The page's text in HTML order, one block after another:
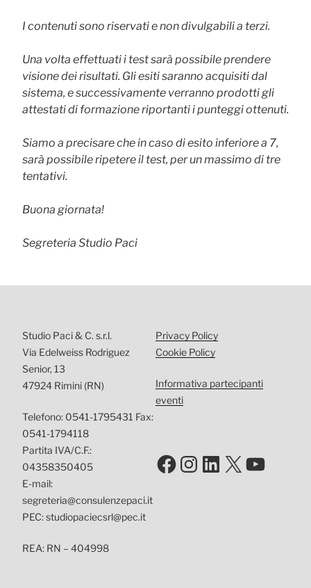
I contenuti sono riservati e non divulgabili a terzi.
Una volta effettuati i test sarà possibile prendere
visione dei risultati. Gli esiti saranno acquisiti dal
sistema, e successivamente verranno prodotti gli
attestati di formazione riportanti i punteggi ottenuti.
Siamo a precisare che in caso di esito inferiore a 7,
sarà possibile ripetere il test, per un massimo di tre
tentativi.
Buona giornata!
Segreteria Studio Paci
Studio Paci & C. s.r.l.
Via Edelweiss Rodriguez
Senior, 13
47924 Rimini (RN)
Telefono: 0541-1795431 Fax:
0541-1794118
Partita IVA/C.F.:
04358350405
E-mail:
segreteria@consulenzepaci.it
PEC: studiopaciecsrl@pec.it
REA: RN – 404998
Privacy Policy
Cookie Policy
Informativa partecipanti
eventi
Facebook
Instagram
LinkedIn
X